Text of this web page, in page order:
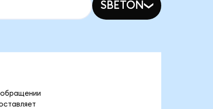
SBETON
обращении